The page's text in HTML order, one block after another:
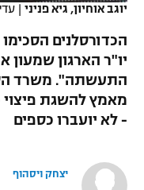
לוח שידורים
ברחבה
"מעל הליגה" –
הפועל חיפה
הפועל באר שבע
בני יהודה
ליגה הולנדית
ליגה טורקית
ליגה סינית
ליגה ברזילאית
ליגות נוספות
שחייה
ג'ודו
אגרוף
UFC
יוגב אוחיון, גיא פניני |
יו"ר הארגון
התעשתה". משרד
מאמץ להשגת
- לא יועברו כספים
יצחק ויסהוף